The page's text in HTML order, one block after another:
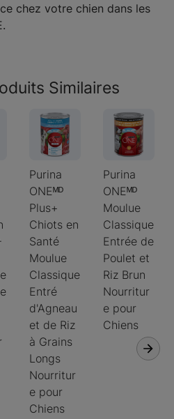
chez votre chien dans les
Similaires
Purina
ONEᴹᴰ
Plus+
Chiots en
Santé
Moulue
Classique
Entré
d'Agneau
et de Riz
à Grains
Longs
Nourritur
e pour
Chiens
Purina
ONEᴹᴰ
Moulue
Classique
Entrée de
Poulet et
Riz Brun
Nourritur
e pour
Chiens